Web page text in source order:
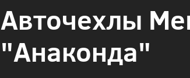
Авточехлы
"Анаконда"